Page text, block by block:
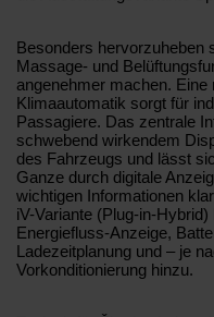
Besonders hervorzuheben
Massage- und
angenehmer machen. Eine
Klimaautomatik sorgt für
Passagiere. Das zentrale
schwebend wirkendem
des Fahrzeugs und lässt
Ganze durch digitale
wichtigen Informationen
iV-Variante (Plug-in-
Energiefluss-Anzeige,
Ladezeitplanung und – je
Vorkonditionierung hinzu.